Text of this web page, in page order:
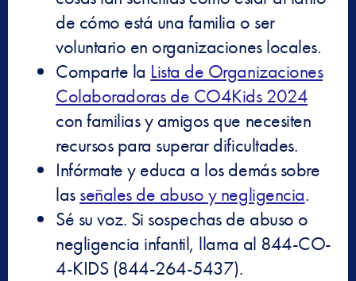
de cómo está una familia o ser
voluntario en organizaciones locales.
Comparte la Lista de Organizaciones
Colaboradoras de CO4Kids 2024
con familias y amigos que necesiten
recursos para superar dificultades.
Infórmate y educa a los demás sobre
lasseñales de abuso y negligencia.
Sé su voz. Si sospechas de abuso o
negligencia infantil, llama al 844-CO-
4-KIDS (844-264-5437).